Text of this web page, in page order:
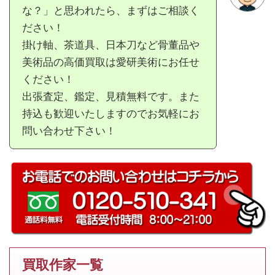
な？」と思われたら、まずはご相談く
ださい！
掛け軸、茶道具、日本刀など骨董品や
美術品の高価買取は愛研美術にお任せ
ください！
出張査定、鑑定、見積無料です。また
持込も歓迎いたしますのでお気軽にお
問い合わせ下さい！
買取作家一覧